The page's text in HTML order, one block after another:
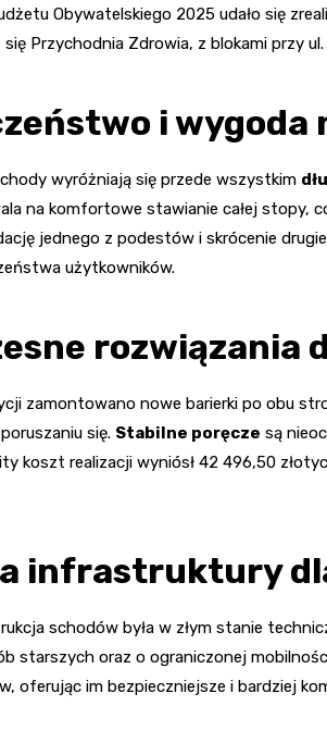
Obywatelskiego 2025 udało się
Przychodnia Zdrowia, z blokami przy
i wygoda
wyróżniają się przede wszystkim
na komfortowe stawianie całej stopy,
jednego z podestów i skrócenie
użytkowników.
rozwiązania
zamontowano nowe barierki po obu
się. Stabilne poręcze są
koszt realizacji wyniósł 42 496,50
infrastruktury
schodów była w złym stanie
starszych oraz o ograniczonej
oferując im bezpieczniejsze i bardziej